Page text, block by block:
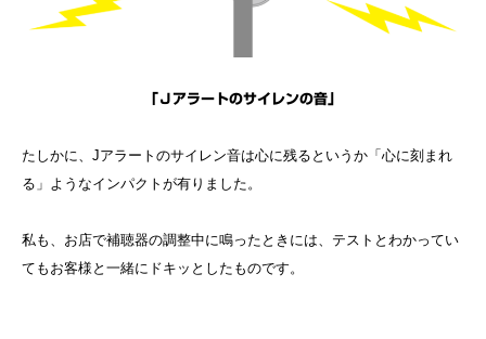
「Ｊアラートのサイレンの音」
たしかに、Jアラートのサイレン音は心に残るというか「心に刻まれ
る」ようなインパクトが有りました。
私も、お店で補聴器の調整中に鳴ったときには、テストとわかってい
てもお客様と一緒にドキッとしたものです。